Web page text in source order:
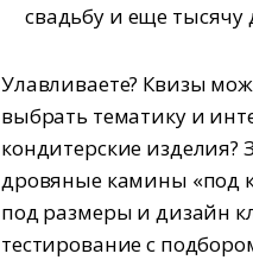
свадьбу и еще
Улавливаете? Квизы
выбрать тематику и
кондитерские изделия?
дровяные камины «под
под размеры и дизайн
тестирование с